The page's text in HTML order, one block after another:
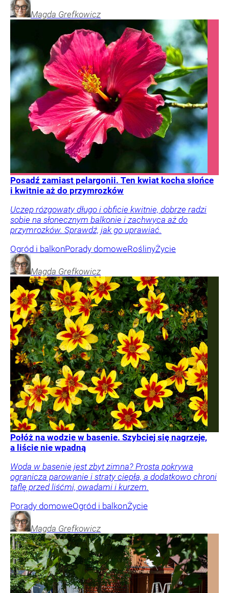
Magda Grefkowicz
Posadź zamiast pelargonii. Ten kwiat kocha słońce
i kwitnie aż do przymrozków
Uczep rózgowaty długo i obficie kwitnie, dobrze radzi
sobie na słonecznym balkonie i zachwyca aż do
przymrozków. Sprawdź, jak go uprawiać.
Ogród i balkonPorady domoweRoślinyŻycie
Magda Grefkowicz
Połóż na wodzie w basenie. Szybciej się nagrzeje,
a liście nie wpadną
Woda w basenie jest zbyt zimna? Prosta pokrywa
ogranicza parowanie i straty ciepła, a dodatkowo chroni
taflę przed liśćmi, owadami i kurzem.
Porady domoweOgród i balkonŻycie
Magda Grefkowicz